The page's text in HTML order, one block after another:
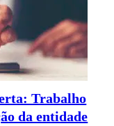
Trabalho
da entidade